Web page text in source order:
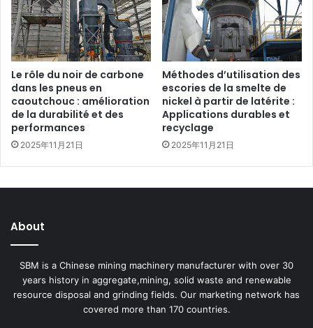
Le rôle du noir de carbone
dans les pneus en
caoutchouc : amélioration
de la durabilité et des
performances
2025年11月21日
Méthodes d’utilisation des
escories de la smelte de
nickel à partir de latérite :
Applications durables et
recyclage
2025年11月21日
About
SBM is a Chinese mining machinery manufacturer with over 30
years history in aggregate,mining, solid waste and renewable
resource disposal and grinding fields. Our marketing network has
covered more than 170 countries.